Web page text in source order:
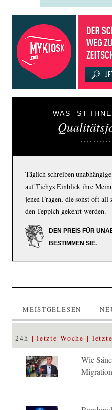
WAS IST
Täglich schreiben
auf Tichys Einblick ihre
jenen Fragen, die sonst oft all
den Teppich gekehrt werden.
DEN PREIS FÜR
BESTIMMEN SIE.
MEISTGELESEN
24h letzte Woche
Wie